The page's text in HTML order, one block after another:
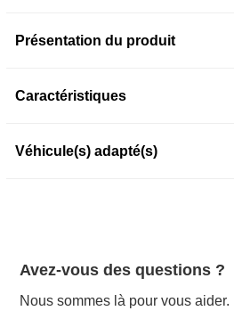
Présentation du produit
Caractéristiques
Véhicule(s) adapté(s)
Avez-vous des questions ?
Nous sommes là pour vous aider.